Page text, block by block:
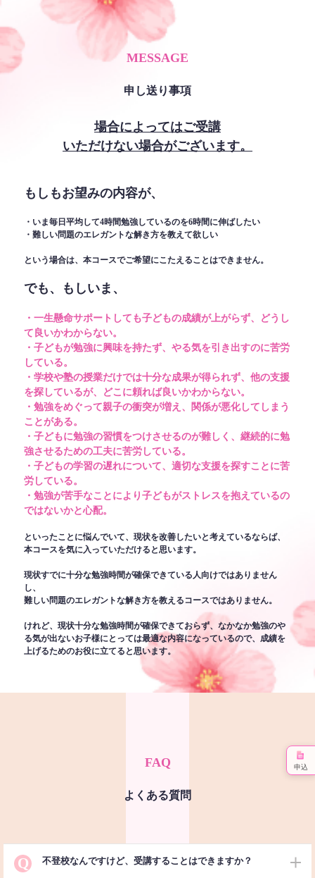
MESSAGE
申し送り事項
場合によってはご受講
いただけない場合がございます。
もしもお望みの内容が、
・いま毎日平均して4時間勉強しているのを6時間に伸ばしたい
・難しい問題のエレガントな解き方を教えて欲しい
という場合は、本コースでご希望にこたえることはできません。
でも、もしいま、
・一生懸命サポートしても子どもの成績が上がらず、どうし
て良いかわからない。
・子どもが勉強に興味を持たず、やる気を引き出すのに苦労
している。
・学校や塾の授業だけでは十分な成果が得られず、他の支援
を探しているが、どこに頼れば良いかわからない。
・勉強をめぐって親子の衝突が増え、関係が悪化してしまう
ことがある。
・子どもに勉強の習慣をつけさせるのが難しく、継続的に勉
強させるための工夫に苦労している。
・子どもの学習の遅れについて、適切な支援を探すことに苦
労している。
・勉強が苦手なことにより子どもがストレスを抱えているの
ではないかと心配。
といったことに悩んでいて、現状を改善したいと考えているならば、
本コースを気に入っていただけると思います。
現状すでに十分な勉強時間が確保できている人向けではありません
し、
難しい問題のエレガントな解き方を教えるコースではありません。
けれど、現状十分な勉強時間が確保できておらず、なかなか勉強のや
る気が出ないお子様にとっては最適な内容になっているので、成績を
上げるためのお役に立てると思います。
FAQ
よくある質問
Q 不登校なんですけど、受講することはできますか？
申込